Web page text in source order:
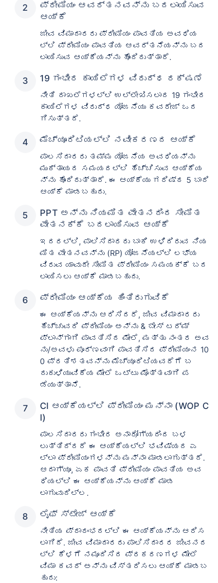
ಪ್ರೀಮಿಯಂ ಆವರ್ತನವನ್ನು ಬದಲಾಯಿಸುವ
ಆಯ್ಕೆ
ಜೀವ ವಿಮಾದಾರರು ಪ್ರೀಮಿಯಂ ಪಾವತಿಯ ಅವಧಿಯ
ಲ್ಲಿ ಪ್ರೀಮಿಯಂ ಪಾವತಿಯ ಆವರ್ತನೆಯನ್ನು ಬದ
ಲಾಯಿಸುವ ಆಯ್ಕೆಯನ್ನು ಹೊಂದಿರುತ್ತಾರೆ.
19 ಗಂಭೀರ ಕಾಯಿಲೆಗಳ ವಿರುದ್ಧ ರಕ್ಷಣೆ
ನೀತಿ ದಾಖಲೆಗಳಲ್ಲಿ ಉಲ್ಲೇಖಿಸಲಾದ 19 ಗಂಭೀರ
ಕಾಯಿಲೆಗಳ ವಿರುದ್ಧ ಯೋಜನೆಯು ಕವರೇಜ್ ಒದ
ಗಿಸುತ್ತದೆ.
ಮೆಚ್ಯೂರಿಟಿಯಲ್ಲಿ ನವೀಕರಣದ ಆಯ್ಕೆ
ಪಾಲಸಿದಾರರು ತಮ್ಮ ಯೋಜನೆಯ ಅವಧಿಯನ್ನು
ಮುಕ್ತಾಯದ ಸಮಯದಲ್ಲಿ ಹೆಚ್ಚಿಸುವ ಆಯ್ಕೆಯ
ನ್ನು ಹೊಂದಿರುತ್ತಾರೆ. ಈ ಆಯ್ಕೆಯು ಗರಿಷ್ಠ 5 ಬಾರಿ
ಆಯ್ಕೆ ಮಾಡಬಹುದು.
PPT ಅನ್ನು ನಿಯಮಿತ ವೇತನದಿಂದ ಸೀಮಿತ
ವೇತನಕ್ಕೆ ಬದಲಾಯಿಸುವ ಆಯ್ಕೆ
ಇದರಲ್ಲಿ, ಪಾಲಿಸಿದಾರರು ಬಾಕಿ ಉಳಿದಿರುವ ನಿಯ
ಮಿತ ವೇತನವನ್ನು (RP) ಯೋಜನೆಯಲ್ಲಿ ಲಭ್ಯ
ವಿರುವ ಯಾವುದೇ ಸೀಮಿತ ಪ್ರೀಮಿಯಂ ಸಮಯಕ್ಕೆ ಬದ
ಲಾಯಿಸಲು ಆಯ್ಕೆ ಮಾಡಬಹುದು.
ಪ್ರೀಮಿಯಂ ಆಯ್ಕೆಯ ಹಿಂತಿರುಗುವಿಕೆ
ಈ ಆಯ್ಕೆಯನ್ನು ಆರಿಸಿದರೆ, ಜೀವ ವಿಮಾದಾರರು
ಹೆಚ್ಚುವರಿ ಪ್ರೀಮಿಯಂ ಅನ್ನು & ಬೇಸ್ ಟರ್ಮ್
ಪ್ಲಾನ್‌ಗಾಗಿ ಪಾವತಿಸಿದ ಮೇಲೆ, ಮತ್ತು ನಂತರ ಅವ
ನು/ಅವಳು ಪೂರ್ಣವಾಗಿ ಪಾವತಿಸಿದ ಪ್ರೀಮಿಯಂನ 10
0 ಪ್ರತಿಶತವನ್ನು ಮೆಚ್ಯೂರಿಟಿಯವರೆಗೆ ಬ
ದುಕುಳಿಯುವಿಕೆಯ ಮೇಲೆ ಒಟ್ಟು ಮೊತ್ತವಾಗಿ ಪ
ಡೆಯುತ್ತಾನೆ.
CI ಆಯ್ಕೆಯಲ್ಲಿ ಪ್ರೀಮಿಯಂ ಮನ್ನಾ (WOP C
I)
ಪಾಲಸಿದಾರರು ಗಂಭೀರ ಅನಾರೋಗ್ಯದಿಂದ ಬಳ
ಲುತ್ತಿದ್ದರೆ ಈ ಆಯ್ಕೆಯಲ್ಲಿ ಭವಿಷ್ಯದ ಎ
ಲ್ಲಾ ಪ್ರೀಮಿಯಂಗಳನ್ನು ಮನ್ನಾ ಮಾಡಲಾಗುತ್ತದೆ.
ಆದಾಗ್ಯೂ, ಏಕ ಪಾವತಿ ಪ್ರೀಮಿಯಂ ಪಾವತಿಯ ಅವ
ಧಿಯಲ್ಲಿ ಈ ಆಯ್ಕೆಯನ್ನು ಆಯ್ಕೆ ಮಾಡ
ಲಾಗುವುದಿಲ್ಲ.
ಲೈಫ್ ಸ್ಟೇಜ್ ಆಯ್ಕೆ
ನೀತಿಯ ಪ್ರಾರಂಭದಲ್ಲಿ ಈ ಆಯ್ಕೆಯನ್ನು ಆರಿಸ
ಲಾಗಿದೆ. ಜೀವ ವಿಮಾದಾರರು ಪಾಲಿಸಿದಾರರ ಜೀವನದ
ಲ್ಲಿ ಕೆಳಗೆ ನಮೂದಿಸಿದ ಪ್ರಕರಣಗಳ ಮೇಲೆ
ವಿಮಾ ಕವರ್ ಅನ್ನು ವಿಸ್ತರಿಸಲು ಆಯ್ಕೆ ಮಾಡಬ
ಹುದು: